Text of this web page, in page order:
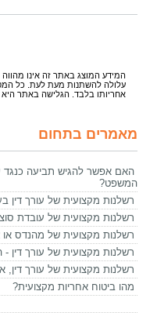
המידע המוצג באתר זה אינו מהווה
עלולה להשתנות מעת לעת. כל
אחריותו בלבד. הגלישה באתר
מאמרים בתחום
האם אפשר להגיש תביעה
המשפט?
רשלנות מקצועית של עורך דין
רשלנות מקצועית של עובדת
רשלנות מקצועית של מהנדס או
רשלנות מקצועית של עורך דין
רשלנות מקצועית של עורך דין,
מהו ביטוח אחריות מקצועית?